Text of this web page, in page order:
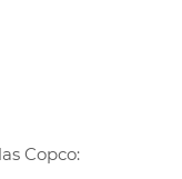
Copco: